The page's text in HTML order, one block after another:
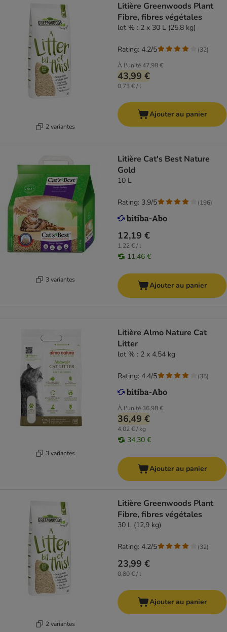
2 variantes
Litière Greenwoods Plant
Fibre, fibres végétales
lot % : 2 x 30 L (25,8 kg)
À l'unité47,98 €
43,99 €
0,73 € / l
Rating: 4.2/5 (32)
Ajouter au panier
3 variantes
Litière Cat's Best Nature
Gold
10 L
12,19 €
1,22 € / l
11,46 €
Rating: 3.9/5 (196)
Ajouter au panier
3 variantes
Litière Almo Nature Cat
Litter
lot % : 2 x 4,54 kg
À l'unité 36,98 €
36,49 €
4,02 € / kg
34,30 €
Rating: 4.4/5 (35)
Ajouter au panier
2 variantes
Litière Greenwoods Plant
Fibre, fibres végétales
30 L (12,9 kg)
23,99 €
0,80 € / l
Rating: 4.2/5 (32)
Ajouter au panier